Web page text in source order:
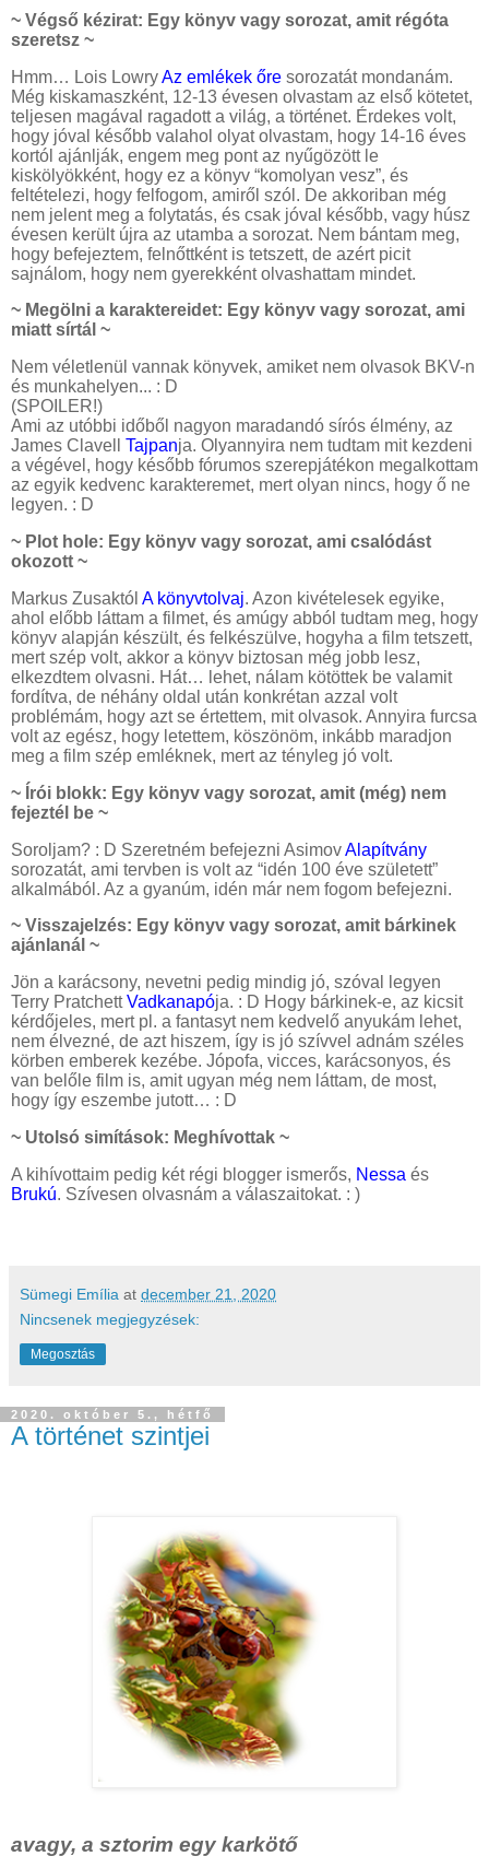
~ Végső kézirat: Egy könyv vagy sorozat, amit régóta
szeretsz ~
Hmm… Lois LowryAz emlékek őre sorozatát mondanám.
Még kiskamaszként, 12-13 évesen olvastam az első kötetet,
teljesen magával ragadott a világ, a történet. Érdekes volt,
hogy jóval később valahol olyat olvastam, hogy 14-16 éves
kortól ajánlják, engem meg pont az nyűgözött le
kiskölyökként, hogy ez a könyv “komolyan vesz”, és
feltételezi, hogy felfogom, amiről szól. De akkoriban még
nem jelent meg a folytatás, és csak jóval később, vagy húsz
évesen került újra az utamba a sorozat. Nem bántam meg,
hogy befejeztem, felnőttként is tetszett, de azért picit
sajnálom, hogy nem gyerekként olvashattam mindet.
~ Megölni a karaktereidet: Egy könyv vagy sorozat, ami
miatt sírtál ~
Nem véletlenül vannak könyvek, amiket nem olvasok BKV-n
és munkahelyen... : D
(SPOILER!)
Ami az utóbbi időből nagyon maradandó sírós élmény, az
James Clavell Tajpanja. Olyannyira nem tudtam mit kezdeni
a végével, hogy később fórumos szerepjátékon megalkottam
az egyik kedvenc karakteremet, mert olyan nincs, hogy ő ne
legyen. : D
~ Plot hole: Egy könyv vagy sorozat, ami csalódást
okozott ~
Markus Zusaktól A könyvtolvaj. Azon kivételesek egyike,
ahol előbb láttam a filmet, és amúgy abból tudtam meg, hogy
könyv alapján készült, és felkészülve, hogyha a film tetszett,
mert szép volt, akkor a könyv biztosan még jobb lesz,
elkezdtem olvasni. Hát… lehet, nálam kötöttek be valamit
fordítva, de néhány oldal után konkrétan azzal volt
problémám, hogy azt se értettem, mit olvasok. Annyira furcsa
volt az egész, hogy letettem, köszönöm, inkább maradjon
meg a film szép emléknek, mert az tényleg jó volt.
~ Írói blokk: Egy könyv vagy sorozat, amit (még) nem
fejeztél be ~
Soroljam? : D Szeretném befejezni AsimovAlapítvány
sorozatát, ami tervben is volt az “idén 100 éve született”
alkalmából. Az a gyanúm, idén már nem fogom befejezni.
~ Visszajelzés: Egy könyv vagy sorozat, amit bárkinek
ajánlanál ~
Jön a karácsony, nevetni pedig mindig jó, szóval legyen
Terry PratchettVadkanapója. : D Hogy bárkinek-e, az kicsit
kérdőjeles, mert pl. a fantasyt nem kedvelő anyukám lehet,
nem élvezné, de azt hiszem, így is jó szívvel adnám széles
körben emberek kezébe. Jópofa, vicces, karácsonyos, és
van belőle film is, amit ugyan még nem láttam, de most,
hogy így eszembe jutott… : D
~ Utolsó simítások: Meghívottak ~
A kihívottaim pedig két régi blogger ismerős, Nessa és
Brukú. Szívesen olvasnám a válaszaitokat. : )
Sümegi Emília at december 21, 2020
Nincsenek megjegyzések:
Megosztás
2020. október 5., hétfő
A történet szintjei
avagy, a sztorim egy karkötő